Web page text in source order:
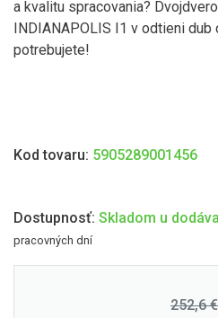
a kvalitu spracovania?
INDIANAPOLIS I1 v odtieni
potrebujete!
Kod tovaru: 5905289001456
Dostupnosť: Skladom u
pracovných dní
252,6 €